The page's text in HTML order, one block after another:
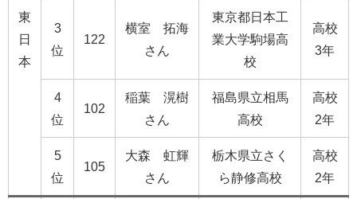
東
日
本
3
位
122
横室 拓海
さん
東京都日本工
業大学駒場高
校
高校
3年
4
位
102
稲葉 滉樹
さん
福島県立相馬
高校
高校
2年
5
位
105
大森 虹輝
さん
栃木県立さく
ら静修高校
高校
2年